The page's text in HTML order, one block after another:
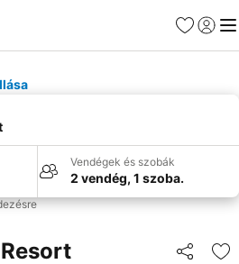
Kedvencek
Vendégek és szobák
2 vendég, 1 szoba.